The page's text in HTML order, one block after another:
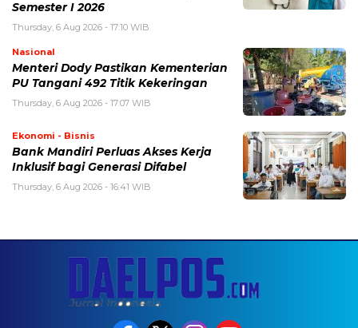
Semester I 2026
Thursday, 6 Aug 2026 - 17:10 WIB
Nasional
Menteri Dody Pastikan Kementerian
PU Tangani 492 Titik Kekeringan
Thursday, 6 Aug 2026 - 17:07 WIB
Ekonomi - Bisnis
Bank Mandiri Perluas Akses Kerja
Inklusif bagi Generasi Difabel
Thursday, 6 Aug 2026 - 16:41 WIB